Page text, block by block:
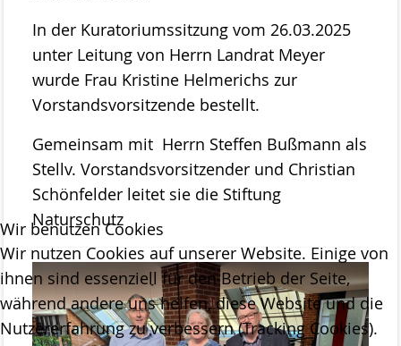
Sortenliste/Pflanzplan
Entwicklung von Obstwiesen in NW-
Schulexkursionen
Wildblumenprogramm
Veröffentlichungen
Naturschätze im Landkreis Diepholz
In der Kuratoriumssitzung vom 26.03.2025
unter Leitung von Herrn Landrat Meyer
wurde Frau Kristine Helmerichs zur
Vorstandsvorsitzende bestellt.
Gemeinsam mit Herrn Steffen Bußmann als
Stellv. Vorstandsvorsitzender und Christian
Schönfelder leitet sie die Stiftung
Naturschutz
Wir benutzen Cookies
Wir nutzen Cookies auf unserer Website. Einige von
ihnen sind essenziell für den Betrieb der Seite,
während andere uns helfen, diese Website und die
Nutzererfahrung zu verbessern (Tracking Cookies).